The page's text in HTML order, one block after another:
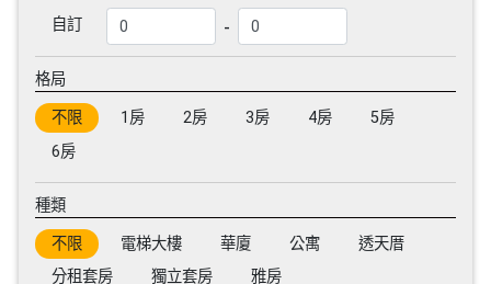
自訂
-
格局
不限 1房 2房 3房 4房
5房
6房
種類
不限 電梯大樓 華廈 公寓
透天厝
分租套房
獨立套房 雅房